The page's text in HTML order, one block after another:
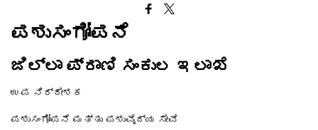
ಪಶುಸಂಗೋಪನೆ
ಜಿಲ್ಲಾ ಪ್ರಾಣಿ ಸಂಕುಲ ಇಲಾಖೆ
ಉಪ ನಿರ್ದೇಶಕ
ಪಶುಸಂಗೋಪನೆ ಮತ್ತು ಪಶುವೈದ್ಯ ಸೇವೆ